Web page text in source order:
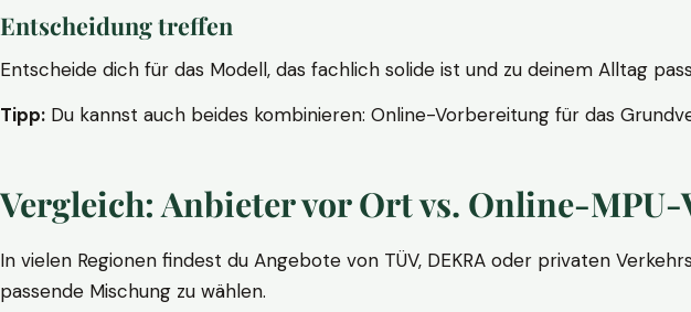
Entscheidung treffen
Entscheide dich für das Modell, das fachlich solide ist und zu deinem Alltag
Tipp: Du kannst auch beides kombinieren: Online-Vorbereitung für das
Vergleich: Anbieter vor Ort vs. Online-
In vielen Regionen findest du Angebote von TÜV, DEKRA oder privaten
passende Mischung zu wählen.